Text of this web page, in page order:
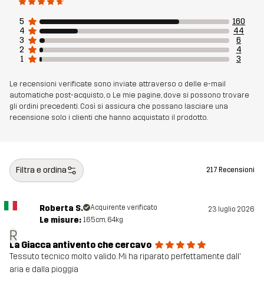
Numero di
articolo
10849_2006
5
160
4
44
3
6
2
4
1
3
Le recensioni verificate sono inviate attraverso o delle e-mail
automatiche post-acquisto, o Le mie pagine, dove si possono trovare
gli ordini precedenti. Così si assicura che possano lasciare una
recensione solo i clienti che hanno acquistato il prodotto.
Filtra e ordina 217 Recensioni
R
Roberta S. Acquirente verificato 23 luglio 2026
Le misure: 165cm, 64kg
La Giacca antivento che cercavo
Tessuto tecnico molto valido. Mi ha riparato perfettamente dall'
aria e dalla pioggia